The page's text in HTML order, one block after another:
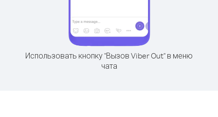
Использовать кнопку "Вызов Viber Out" в меню
чата